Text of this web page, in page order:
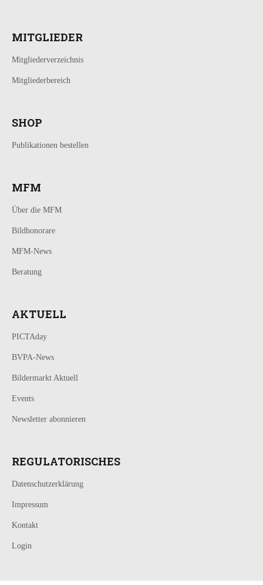
MITGLIEDER
Mitgliederverzeichnis
Mitgliederbereich
SHOP
Publikationen bestellen
MFM
Über die MFM
Bildhonorare
MFM-News
Beratung
AKTUELL
PICTAday
BVPA-News
Bildermarkt Aktuell
Events
Newsletter abonnieren
REGULATORISCHES
Datenschutzerklärung
Impressum
Kontakt
Login